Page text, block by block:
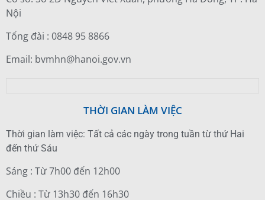
Nội
Tổng đài : 0848 95 8866
Email: bvmhn@hanoi.gov.vn
THỜI GIAN LÀM VIỆC
Thời gian làm việc: Tất cả các ngày trong tuần từ thứ Hai
đến thứ Sáu
Sáng : Từ 7h00 đến 12h00
Chiều : Từ 13h30 đến 16h30